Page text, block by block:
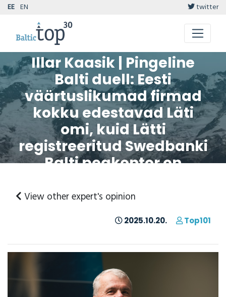
EE EN twitter
Illar Kaasik | Pingeline
Balti duell: Eesti
väärtuslikumad firmad
kokku edestavad Läti
omi, kuid Lätti
registreeritud Swedbanki
Balti peakontor on
liiderfirma
View other expert's opinion
2025.10.20. Top101